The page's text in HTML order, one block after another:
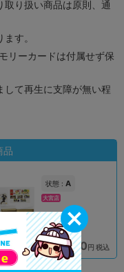
り扱い商品は原則、通
す。
リーカードは付属せず保
して再生に支障が無い程
品
状態 : A
大宮店
在庫あり 1,990 円 税込